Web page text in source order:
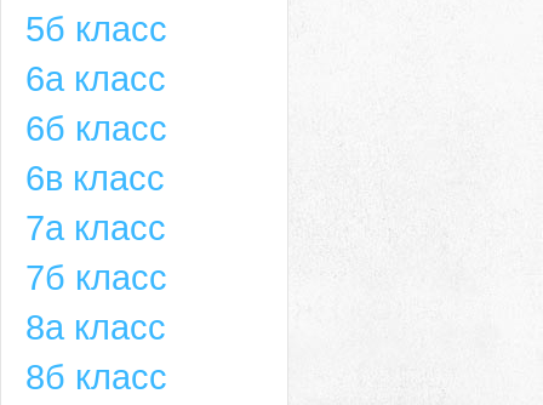
5б класс
6а класс
6б класс
6в класс
7а класс
7б класс
8а класс
8б класс